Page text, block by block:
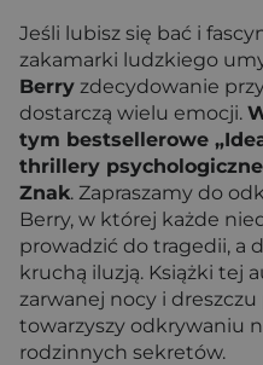
Jeśli lubisz się bać i
zakamarki ludzkiego
Berry zdecydowanie
dostarczą wielu emocji.
tym bestsellerowe
thrillery
Znak. Zapraszamy do
Berry, w której każde
prowadzić do tragedii, a
kruchą iluzją. Książki tej
zarwanej nocy i
towarzyszy odkrywaniu
rodzinnych sekretów.